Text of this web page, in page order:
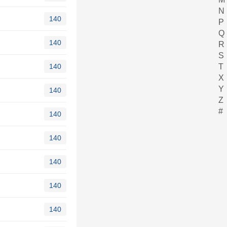
140
140
140
140
140
140
140
140
140
N
P
Q
R
S
T
X
Y
Z
#